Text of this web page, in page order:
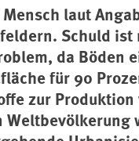
laut
Schuld
da Böden
für 90
zur